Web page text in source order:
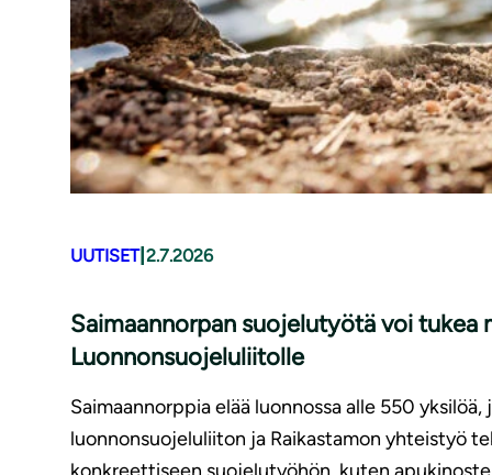
UUTISET| 2.7.2026
Saimaannorpan suojelutyötä voi tukea
Luonnonsuojeluliitolle
Saimaannorppia elää luonnossa alle 550
luonnonsuojeluliiton ja Raikastamon yhteistyö